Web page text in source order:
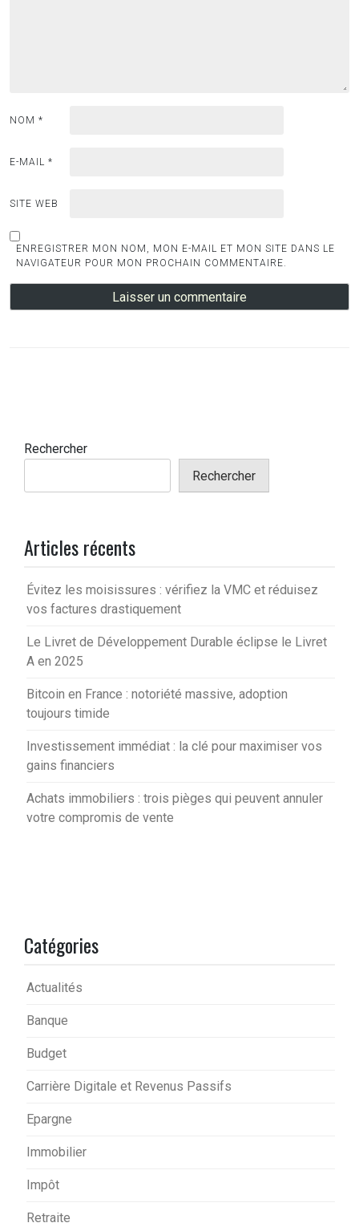
NOM *
E-MAIL *
SITE WEB
ENREGISTRER MON NOM, MON E-MAIL ET MON SITE DANS LE
NAVIGATEUR POUR MON PROCHAIN COMMENTAIRE.
Rechercher
Rechercher
Articles récents
Évitez les moisissures : vérifiez la VMC et réduisez
vos factures drastiquement
Le Livret de Développement Durable éclipse le Livret
A en 2025
Bitcoin en France : notoriété massive, adoption
toujours timide
Investissement immédiat : la clé pour maximiser vos
gains financiers
Achats immobiliers : trois pièges qui peuvent annuler
votre compromis de vente
Catégories
Actualités
Banque
Budget
Carrière Digitale et Revenus Passifs
Epargne
Immobilier
Impôt
Retraite